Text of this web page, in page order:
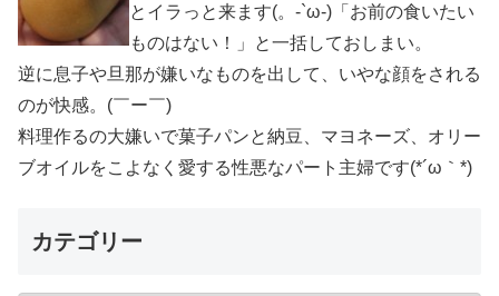
とイラっと来ます(。-`ω-)「お前の食いたい
ものはない！」と一括しておしまい。
逆に息子や旦那が嫌いなものを出して、いやな顔をされる
のが快感。(￣ー￣)
料理作るの大嫌いで菓子パンと納豆、マヨネーズ、オリー
ブオイルをこよなく愛する性悪なパート主婦です(*´ω｀*)
カテゴリー